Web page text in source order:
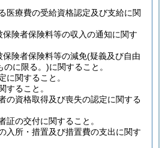
医療費の受給資格認定及び支給に関
険者保険料等の収入の通知に関す
保険者保険料等の減免(疑義及び自由
のに限る。)に関すること。
に関すること。
すること。
の資格取得及び喪失の認定に関する
証の交付に関すること。
入所・措置及び措置費の支出に関す